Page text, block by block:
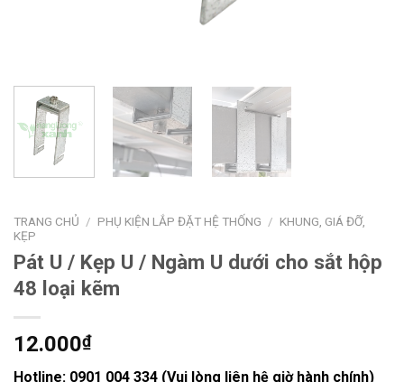
TRANG CHỦ / PHỤ KIỆN LẮP ĐẶT HỆ THỐNG / KHUNG, GIÁ ĐỠ,
KẸP
Pát U / Kẹp U / Ngàm U dưới cho sắt hộp
48 loại kẽm
12.000₫
Hotline: 0901 004 334 (Vui lòng liên hệ giờ hành chính)